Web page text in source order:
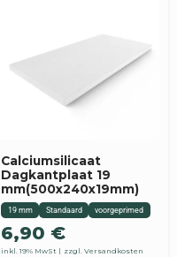
19 mm Standaard voorgeprimed
Calciumsilicaat
Dagkantplaat 19
mm(500x240x19mm)
6,90 €
inkl. 19% MwSt zzgl. Versandkosten